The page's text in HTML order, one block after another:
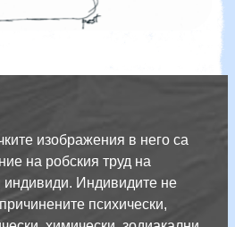
изображения в него са
на робския труд на
индивиди. Индивидите не
психически,